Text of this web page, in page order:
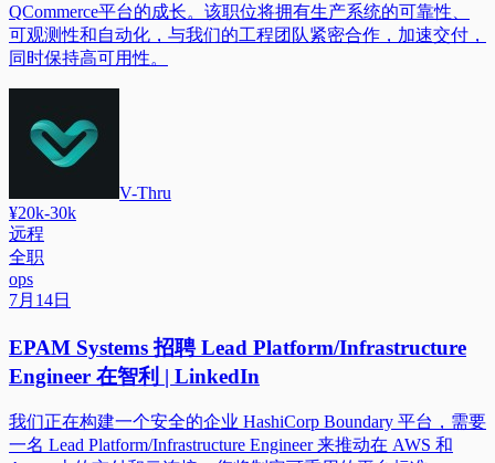
QCommerce平台的成长。该职位将拥有生产系统的可靠性、
可观测性和自动化，与我们的工程团队紧密合作，加速交付，
同时保持高可用性。
V-Thru
¥20k-30k
远程
全职
ops
7月14日
EPAM Systems 招聘 Lead Platform/Infrastructure
Engineer 在智利 | LinkedIn
我们正在构建一个安全的企业 HashiCorp Boundary 平台，需要
一名 Lead Platform/Infrastructure Engineer 来推动在 AWS 和